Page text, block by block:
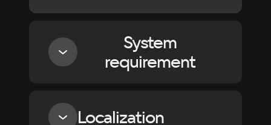
System
requirement
MinimumLocalization